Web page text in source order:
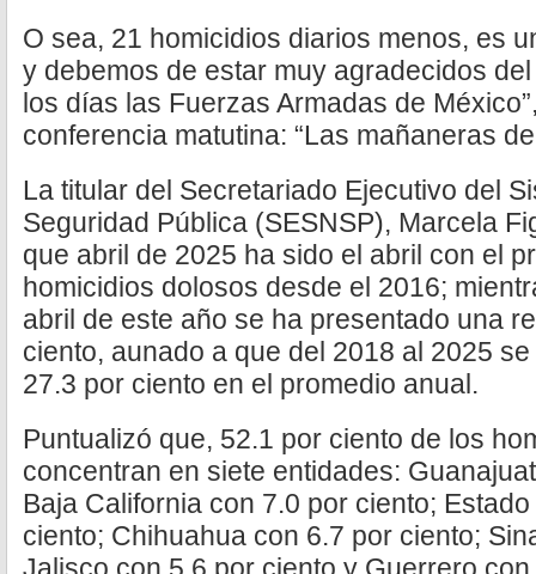
O sea, 21 homicidios diarios menos, es
y debemos de estar muy agradecidos
los días las Fuerzas Armadas de
conferencia matutina: “Las mañaneras
La titular del Secretariado Ejecutivo del
Seguridad Pública (SESNSP), Marcela
que abril de 2025 ha sido el abril con el
homicidios dolosos desde el 2016;
abril de este año se ha presentado una
ciento, aunado a que del 2018 al 2025
27.3 por ciento en el promedio anual.
Puntualizó que, 52.1 por ciento de los
concentran en siete entidades:
Baja California con 7.0 por ciento;
ciento; Chihuahua con 6.7 por ciento;